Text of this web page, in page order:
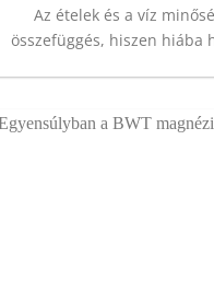
Az ételek és a víz
összefüggés, hiszen hiába